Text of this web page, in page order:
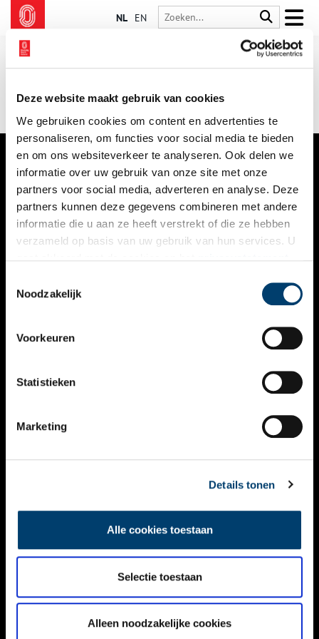
Deze website maakt gebruik van cookies
We gebruiken cookies om content en advertenties te
personaliseren, om functies voor social media te bieden
en om ons websiteverkeer te analyseren. Ook delen we
informatie over uw gebruik van onze site met onze
partners voor social media, adverteren en analyse. Deze
partners kunnen deze gegevens combineren met andere
informatie die u aan ze heeft verstrekt of die ze hebben
verzameld op basis van uw gebruik van hun services. U
Noodzakelijk
Voorkeuren
Statistieken
Marketing
Details tonen
Alle cookies toestaan
Selectie toestaan
Alleen noodzakelijke cookies
NL EN
VERHALEN
NIEUWS
KALENDER
ACTIVITEITEN
NIEUWSBRIEF
DISCLAIMER
TOEGANKELIJKHEID
Volg ONH op social media